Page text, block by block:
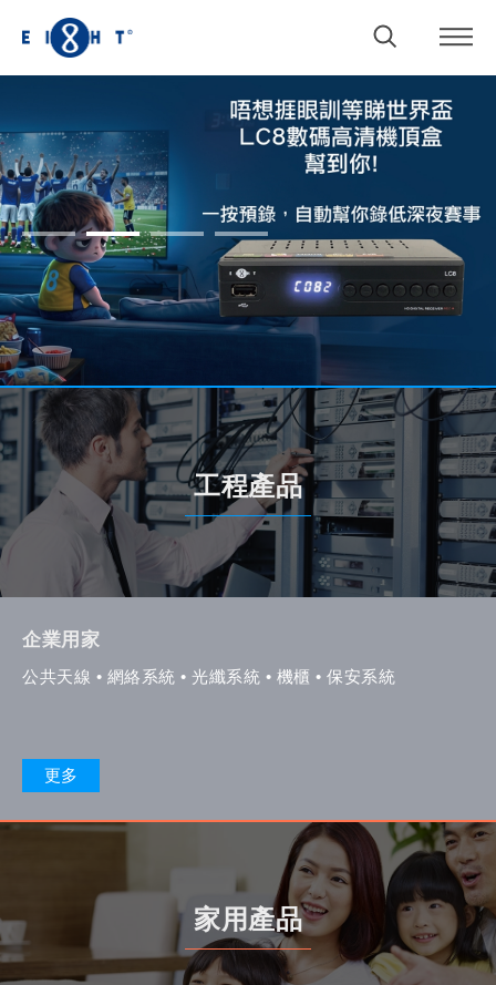
1 2 4
工程產品
企業用家
公共天線 • 網絡系統 • 光纖系統 • 機櫃 • 保安系統
更多
家用產品